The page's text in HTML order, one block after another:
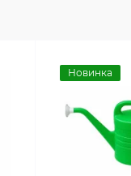
Новинка